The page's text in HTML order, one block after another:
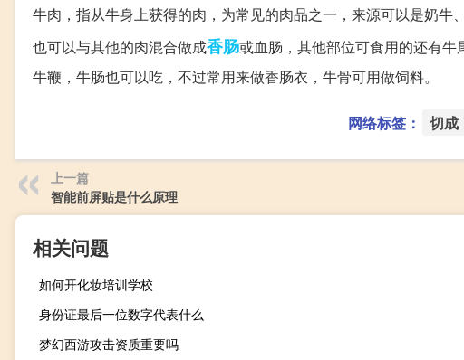
牛肉，指从牛身上获得的肉，为常见的肉品之一，来源可以是奶牛
也可以与其他的肉混合做成香肠或血肠，其他部位可食用的还有牛
牛鞭，牛肠也可以吃，不过常用来做香肠衣，牛骨可用做饲料。
网络标签： 切成
上一篇
智能前屏贴是什么原理
相关问题
如何开化妆培训学校
身份证最后一位数字代表什么
梦幻西游攻击资质重要吗